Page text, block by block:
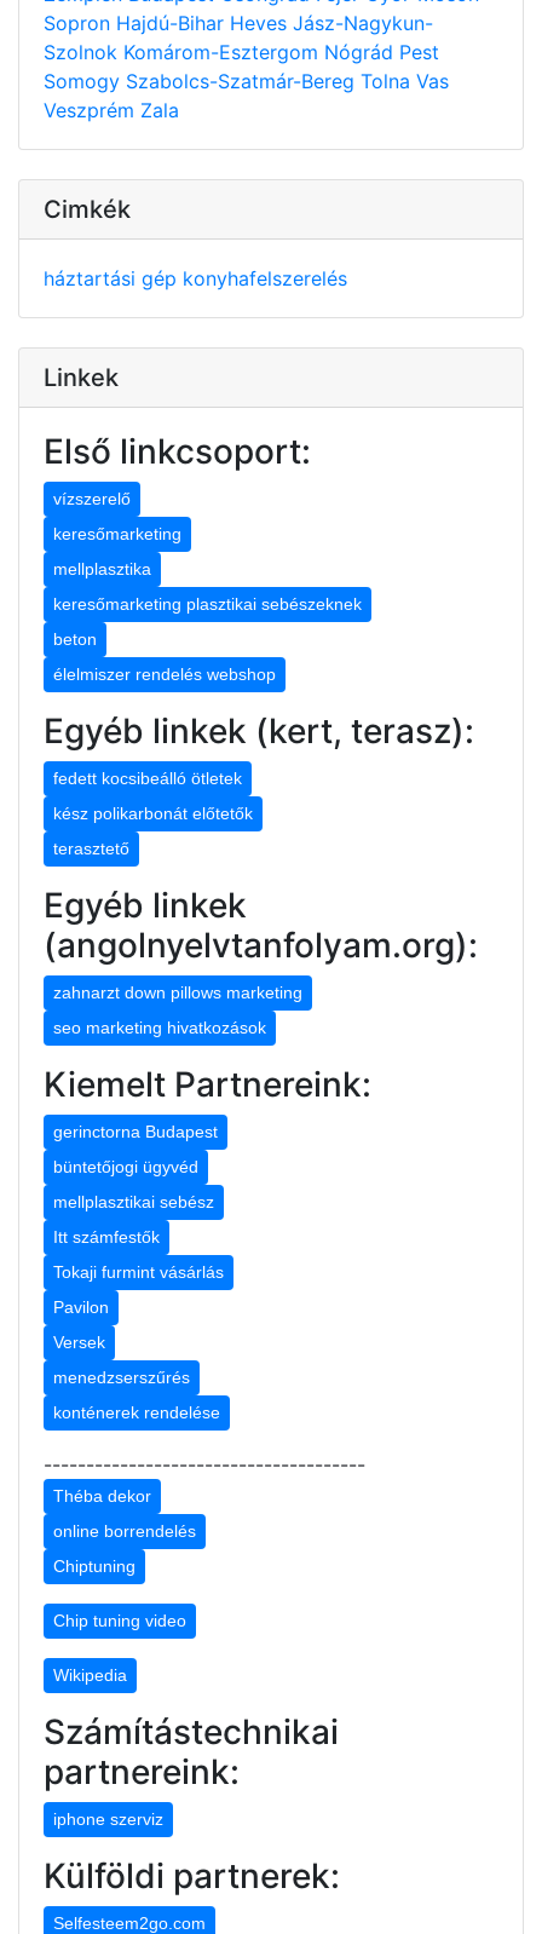
Sopron Hajdú-Bihar Heves Jász-Nagykun-
Szolnok Komárom-Esztergom Nógrád Pest
Somogy Szabolcs-Szatmár-Bereg Tolna Vas
Veszprém Zala
Cimkék
háztartási gép konyhafelszerelés
Linkek
Első linkcsoport:
vízszerelő
keresőmarketing
mellplasztika
keresőmarketing plasztikai sebészeknek
beton
élelmiszer rendelés webshop
Egyéb linkek (kert, terasz):
fedett kocsibeálló ötletek
kész polikarbonát előtetők
terasztető
Egyéb linkek
(angolnyelvtanfolyam.org):
zahnarzt down pillows marketing
seo marketing hivatkozások
Kiemelt Partnereink:
gerinctorna Budapest
büntetőjogi ügyvéd
mellplasztikai sebész
Itt számfestők
Tokaji furmint vásárlás
Pavilon
Versek
menedzserszűrés
konténerek rendelése
--------------------------------------
Théba dekor
online borrendelés
Chiptuning
Chip tuning video
Wikipedia
Számítástechnikai
partnereink:
iphone szerviz
Külföldi partnerek:
Selfesteem2go.com